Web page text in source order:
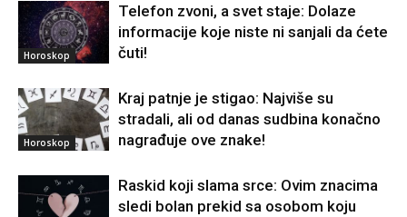
Horoskop
Telefon zvoni, a svet staje: Dolaze
informacije koje niste ni sanjali da ćete
čuti!
Horoskop
Kraj patnje je stigao: Najviše su
stradali, ali od danas sudbina konačno
nagrađuje ove znake!
Raskid koji slama srce: Ovim znacima
sledi bolan prekid sa osobom koju